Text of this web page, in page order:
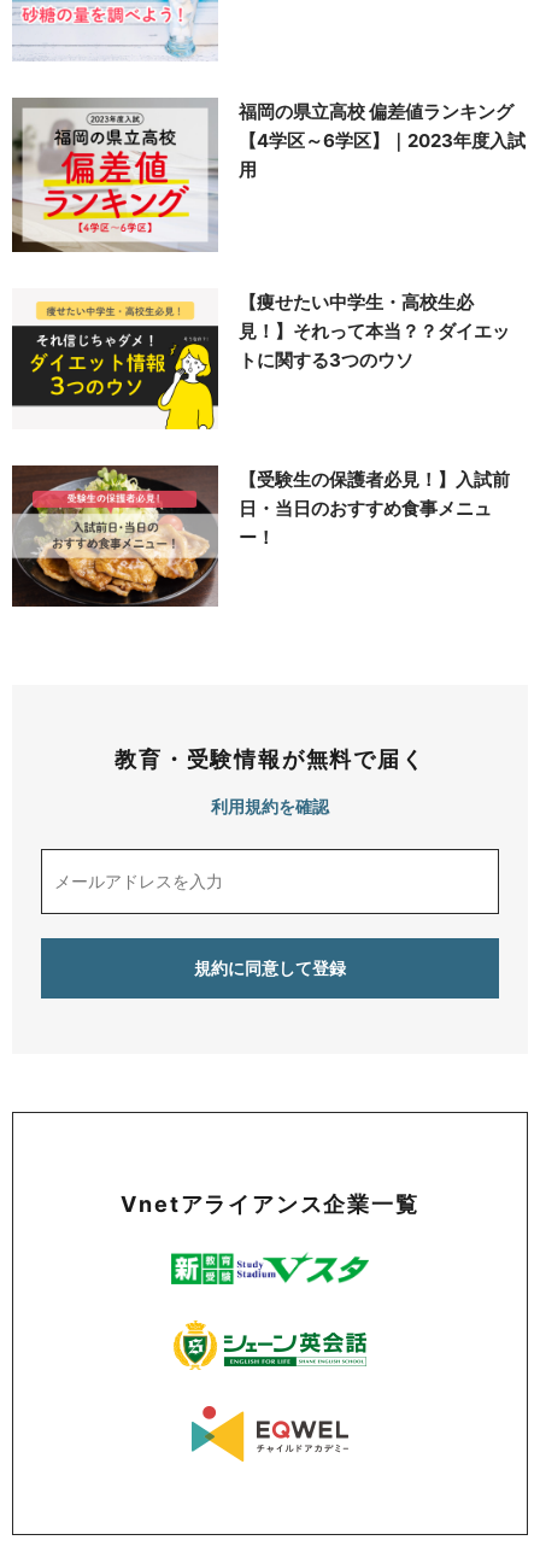
福岡の県立高校 偏差値ランキング
【4学区～6学区】｜2023年度入試
用
【痩せたい中学生・高校生必
見！】それって本当？？ダイエッ
トに関する3つのウソ
【受験生の保護者必見！】入試前
日・当日のおすすめ食事メニュ
ー！
教育・受験情報が無料で届く
利用規約を確認
Vnetアライアンス企業一覧